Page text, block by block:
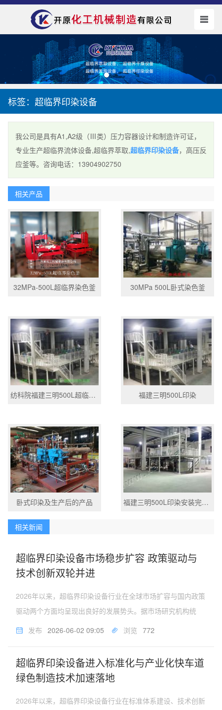
标签：超临界印染设备
我公司是具有A1,A2级（Ⅲ类）压力容器设计和制造许可证，
专业生产超临界流体设备,超临界萃取,超临界印染设备，高压反
应釜等。咨询电话：13904902750
相关产品
32MPa-500L超临界染色釜 30MPa 500L卧式染色釜
纺科院福建三明500L超临界染色示范装置 福建三明500L印染
卧式印染及生产后的产品 福建三明500L印染安装完成后
相关新闻
超临界印染设备市场稳步扩容 政策驱动与
技术创新双轮并进
2026年以来，超临界印染设备行业在全球市场扩容与国内政策
驱动两个方面均呈现出良好的发展势头。据市场研究机构统
计，2025年全球二氧化碳超临界染色设备市场规模约为2.21亿
12.7%...
发布 2026-06-02 09:05 浏览 772
超临界印染设备进入标准化与产业化快车道
绿色制造技术加速落地
2026年以来，超临界印染设备行业在标准体系建设、技术创新